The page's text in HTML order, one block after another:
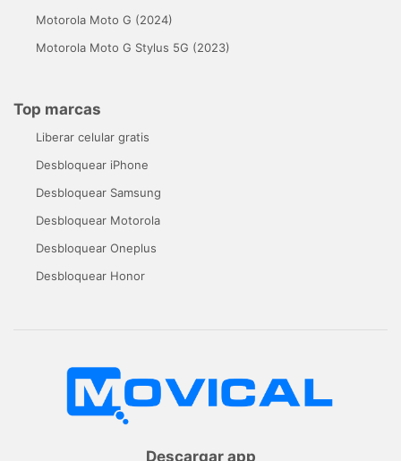
Motorola Moto G (2024)
Motorola Moto G Stylus 5G (2023)
Top marcas
Liberar celular gratis
Desbloquear iPhone
Desbloquear Samsung
Desbloquear Motorola
Desbloquear Oneplus
Desbloquear Honor
Descargar app